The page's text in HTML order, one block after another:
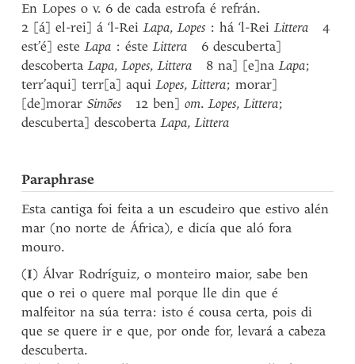
En Lopes o v. 6 de cada estrofa é refrán.
2 [á] el-rei] á ‘l-ReiLapa,Lopes : há ‘l-ReiLittera 4
est’é] esteLapa : ésteLittera 6 descuberta]
descobertaLapa,Lopes,Littera 8 na] [e]naLapa;
terr’aqui] terr[a] aquiLopes,Littera; morar]
[de]morarSimões 12 ben]om.Lopes,Littera;
descuberta] descobertaLapa,Littera
Paraphrase
Esta cantiga foi feita a un escudeiro que estivo alén
mar (no norte de África), e dicía que aló fora
mouro.
(I) Álvar Rodríguiz, o monteiro maior, sabe ben
que o rei o quere mal porque lle din que é
malfeitor na súa terra: isto é cousa certa, pois di
que se quere ir e que, por onde for, levará a cabeza
descuberta.